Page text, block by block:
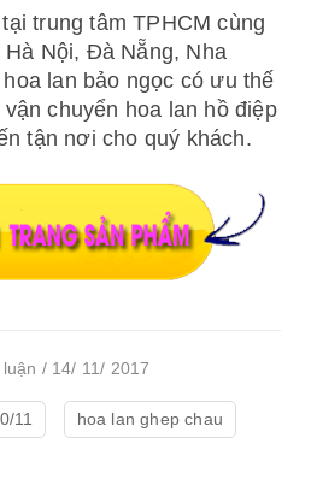
trung tâm TPHCM cùng
Nội, Đà Nẵng, Nha
lan bảo ngọc có ưu thế
chuyển hoa lan hồ điệp
tận nơi cho quý khách.
/ 14/ 11/ 2017
11 hoa lan ghep chau